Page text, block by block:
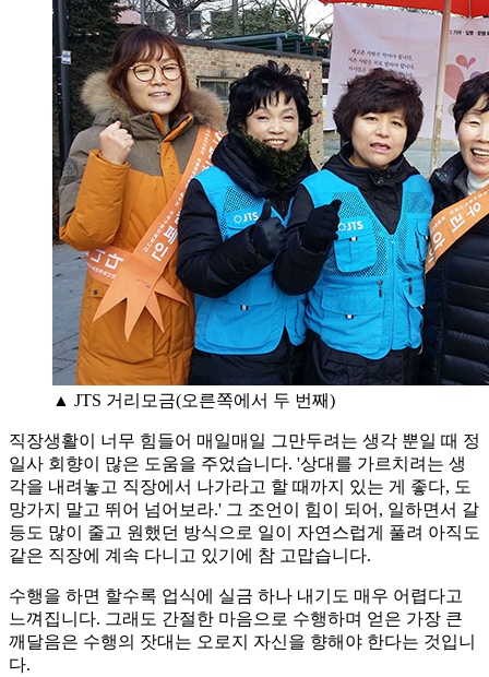
▲ JTS 거리모금(오른쪽에서 두 번째)
직장생활이 너무 힘들어 매일매일 그만두려는 생각 뿐일 때 정
일사 회향이 많은 도움을 주었습니다. '상대를 가르치려는 생
각을 내려놓고 직장에서 나가라고 할 때까지 있는 게 좋다, 도
망가지 말고 뛰어 넘어보라.' 그 조언이 힘이 되어, 일하면서 갈
등도 많이 줄고 원했던 방식으로 일이 자연스럽게 풀려 아직도
같은 직장에 계속 다니고 있기에 참 고맙습니다.
수행을 하면 할수록 업식에 실금 하나 내기도 매우 어렵다고
느껴집니다. 그래도 간절한 마음으로 수행하며 얻은 가장 큰
깨달음은 수행의 잣대는 오로지 자신을 향해야 한다는 것입니
다.